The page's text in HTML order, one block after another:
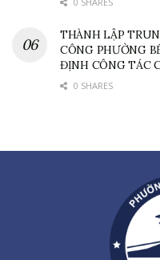
THÀNH LẬP
CÔNG PHƯỜNG
ĐỊNH CÔNG TÁC
0 SHARES